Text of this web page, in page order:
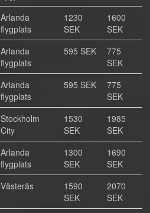
Arlanda
flygplats
1230
SEK
1600
SEK
Arlanda
flygplats
595 SEK
775
SEK
Arlanda
flygplats
595 SEK
775
SEK
Stockholm
City
1530
SEK
1985
SEK
Arlanda
flygplats
1300
SEK
1690
SEK
Västerås
1590
SEK
2070
SEK